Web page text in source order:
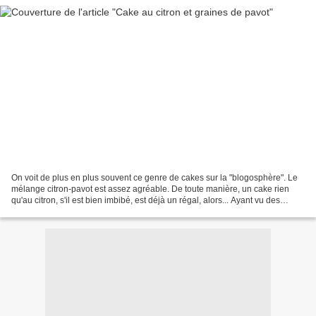
On voit de plus en plus souvent ce genre de cakes sur la "blogosphère". Le
mélange citron-pavot est assez agréable. De toute manière, un cake rien
qu'au citron, s'il est bien imbibé, est déjà un régal, alors... Ayant vu des